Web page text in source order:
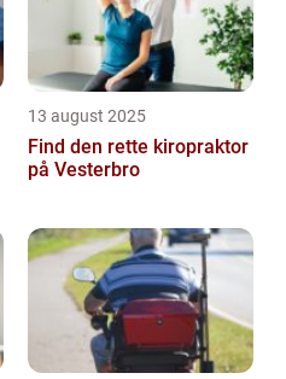
13 august 2025
Find den rette kiropraktor
på Vesterbro